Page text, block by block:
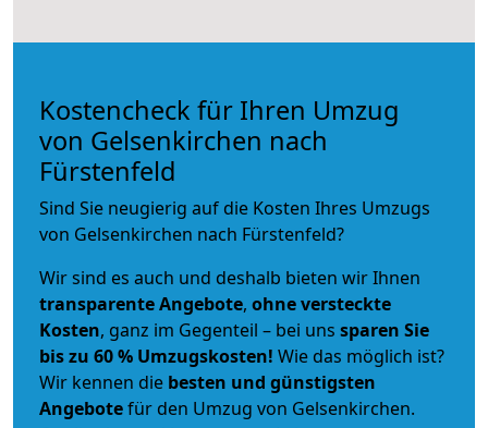
Kostencheck für Ihren Umzug
von Gelsenkirchen nach
Fürstenfeld
Sind Sie neugierig auf die Kosten Ihres Umzugs
von Gelsenkirchen nach Fürstenfeld?
Wir sind es auch und deshalb bieten wir Ihnen
transparente Angebote, ohne versteckte
Kosten, ganz im Gegenteil – bei uns sparen Sie
bis zu 60 % Umzugskosten! Wie das möglich ist?
Wir kennen die besten und günstigsten
Angebotefür den Umzug von Gelsenkirchen.